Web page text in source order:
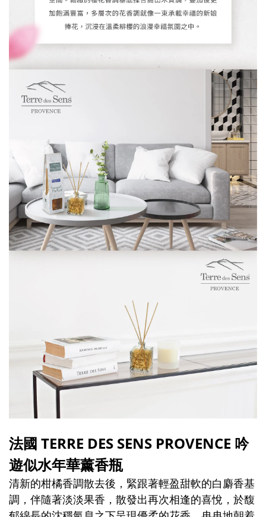
法國 TERRE DES SENS PROVENCE 吟
遊似水年華薰香瓶
清新的柑橘香調散去後，緊跟著輕盈甜軟的白麝香基
調，伴隨著淡淡果香，散發出再次相逢的喜悅，於馥